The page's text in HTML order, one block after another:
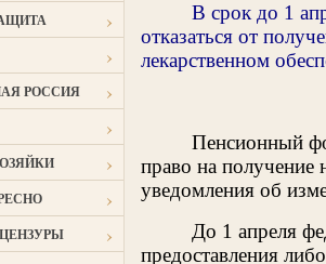
›
›
РОССИЯ ›
›
›
›
›
В срок до 1
отказаться от
лекарственном
Пенсионный
право на получение
уведомления об
До 1 апреля
предоставления